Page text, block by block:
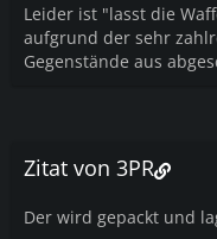
Leider ist "lasst die
aufgrund der sehr
Gegenstände aus
Zitat von 3PR
Der wird gepackt und